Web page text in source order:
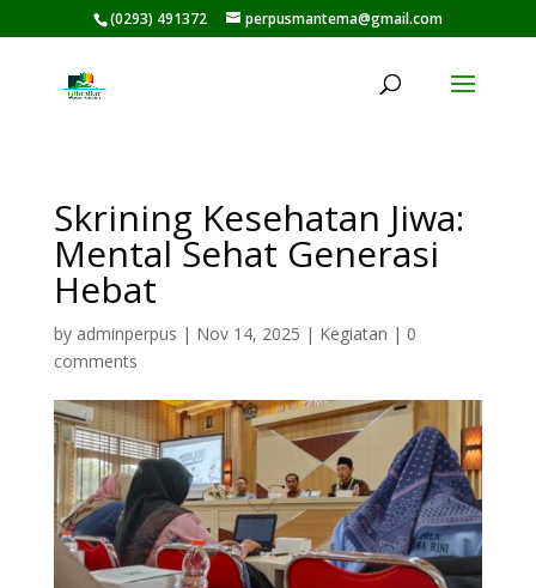
(0293) 491372 perpusmantema@gmail.com
Skrining Kesehatan Jiwa:
Mental Sehat Generasi
Hebat
by adminperpus | Nov 14, 2025 | Kegiatan | 0
comments